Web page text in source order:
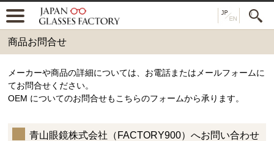
商品お問合せ
メーカーや商品の詳細については、お電話またはメールフォームに
てお問合せください。
OEM についてのお問合せもこちらのフォームから承ります。
青山眼鏡株式会社（FACTORY900）へお問い合わせ